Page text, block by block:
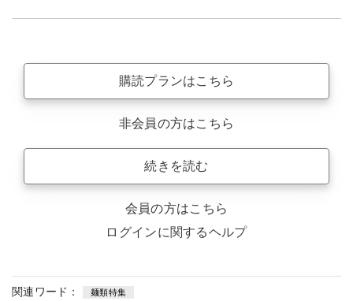
購読プランはこちら
非会員の方はこちら
続きを読む
会員の方はこちら
ログインに関するヘルプ
関連ワード： 麺類特集